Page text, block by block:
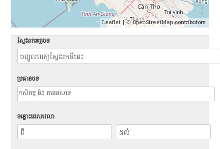
Leaflet| ©OpenStreetMapcontributors.
ស្វែងរកអត្ថបទ
ប្រធានបទ
ចន្លោះពេលវេលា